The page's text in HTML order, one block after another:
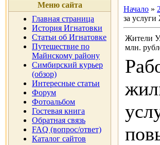
Меню сайта
Главная страница
История Игнатовки
Статьи об Игнатовке
Путешествие по
Майнскому району
Симбирский курьер
(обзор)
Интересные статьи
Форум
Фотоальбом
Гостевая книга
Обратная связь
FAQ (вопрос/ответ)
Каталог сайтов
Начало »
за
Жители
млн.